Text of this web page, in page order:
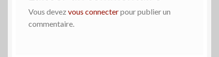
Vous devez vous connecterpour publier un
commentaire.